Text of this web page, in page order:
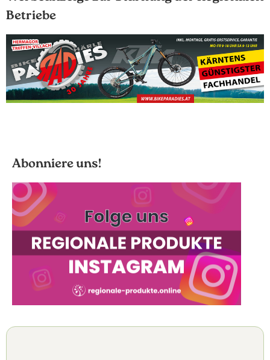
Betriebe
Abonniere uns!